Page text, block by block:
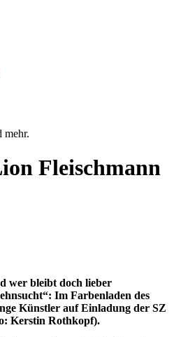
mehr.
Fleischmann
wer bleibt doch lieber
Im Farbenladen des
Künstler auf Einladung der SZ
Kerstin Rothkopf).